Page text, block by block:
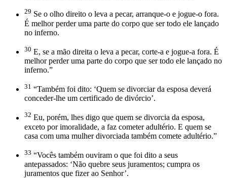
29 Se o olho direito o leva a pecar, arranque-o e jogue-o fora.
É melhor perder uma parte do corpo que ser todo ele lançado
no inferno.
30 E, se a mão direita o leva a pecar, corte-a e jogue-a fora. É
melhor perder uma parte do corpo que ser todo ele lançado no
inferno.”
31 “Também foi dito: ‘Quem se divorciar da esposa deverá
conceder-lhe um certificado de divórcio’.
32 Eu, porém, lhes digo que quem se divorcia da esposa,
exceto por imoralidade, a faz cometer adultério. E quem se
casa com uma mulher divorciada também comete adultério.”
33 “Vocês também ouviram o que foi dito a seus
antepassados: ‘Não quebre seus juramentos; cumpra os
juramentos que fizer ao Senhor’.